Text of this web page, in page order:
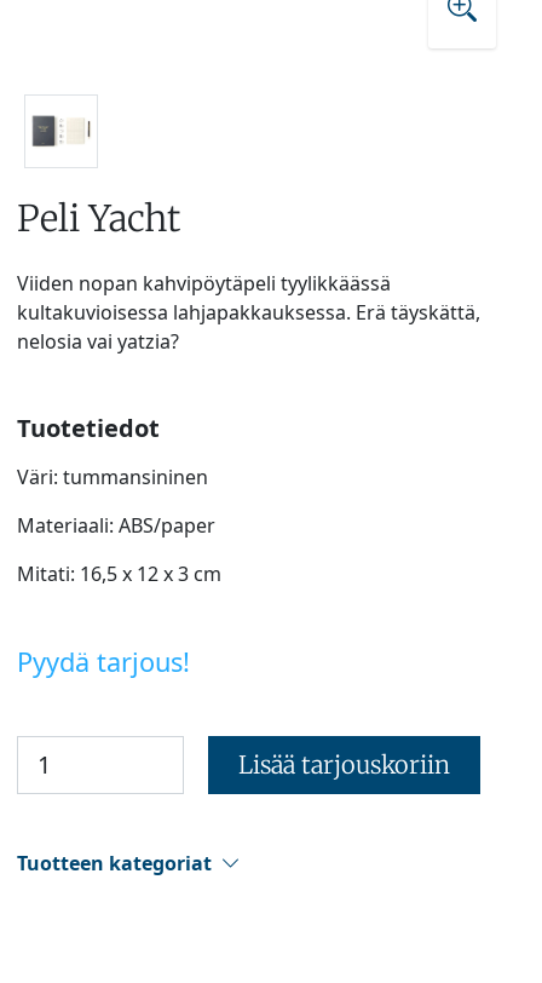
Peli Yacht
Viiden nopan kahvipöytäpeli tyylikkäässä
kultakuvioisessa lahjapakkauksessa. Erä täyskättä,
nelosia vai yatzia?
Tuotetiedot
Väri: tummansininen
Materiaali: ABS/paper
Mitati: 16,5 x 12 x 3 cm
Pyydä tarjous!
Lisää tarjouskoriin
Tuotteen kategoriat